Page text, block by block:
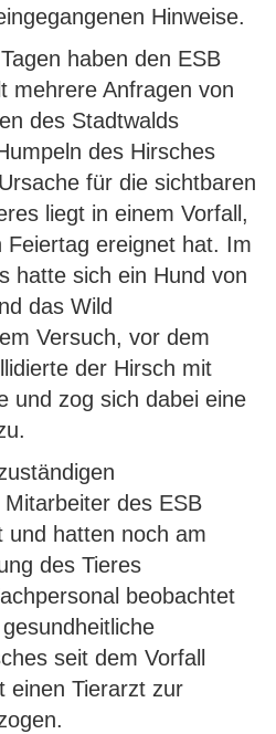
Hinweise.
haben den ESB
mehrere Anfragen von
des Stadtwalds
des Hirsches
für die sichtbaren
liegt in einem Vorfall,
ereignet hat. Im
hatte sich ein Hund von
das Wild
Versuch, vor dem
der Hirsch mit
und zog sich dabei eine
des ESB
und hatten noch am
des Tieres
beobachtet
seit dem Vorfall
einen Tierarzt zur